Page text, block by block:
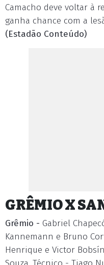
Camacho deve voltar à
ganha chance com a
(Estadão Conteúdo)
GRÊMIO X
Grêmio - Gabriel
Kannemann e Bruno
Henrique e Victor